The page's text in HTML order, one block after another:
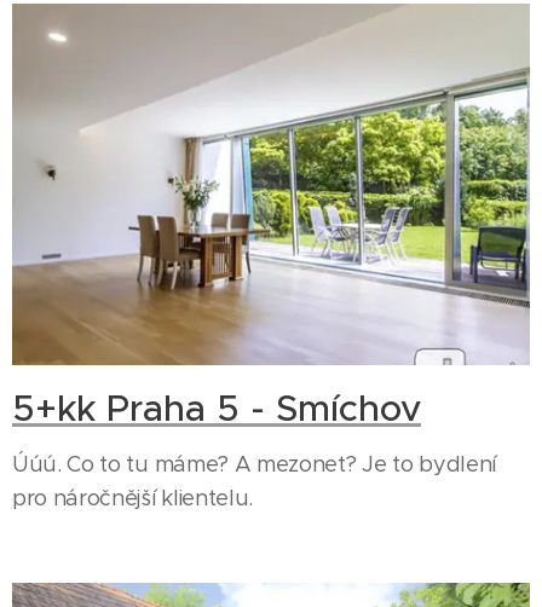
5+kk Praha 5 - Smíchov
Úúú. Co to tu máme? A mezonet? Je to bydlení
pro náročnější klientelu.